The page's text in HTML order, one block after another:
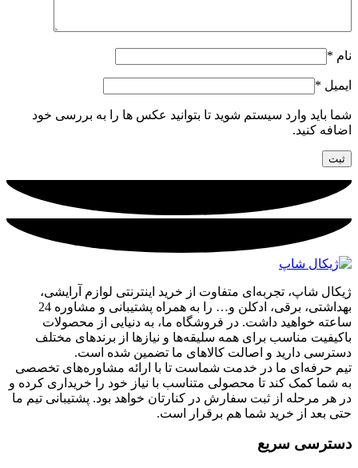
نام *
ایمیل *
شما باید وارد سیستم شوید تا بتوانید عکس ها را به بررسی خود
اضافه کنید.
ژیکال شاپ، تجربه‌ای متفاوت از خرید اینترنتی لوازم آرایشی،
بهداشتی، برقی، ادکلن و… را به همراه پشتیبانی و مشاوره 24
ساعته خواهید داشت. در فروشگاه ما، به دنیایی از محصولات
باکیفیت مناسب برای همه سلیقه‌ها و نیازها از برندهای مختلف
دسترسی دارید و اصالت کالاهای ما تضمین شده است.
تیم حرفه‌ای ما در خدمت شماست تا با ارائه مشاوره‌های تخصصی
به شما کمک کند تا محصولی متناسب با نیاز خود را خریداری کرده و
در هر مرحله از ثبت سفارش در کنارتان خواهد بود. پشتیبانی تیم ما
حتی بعد از خرید شما هم برقرار است.
دسترسی سریع